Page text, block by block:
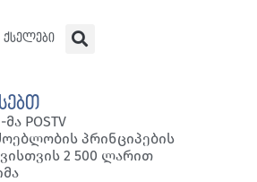
ქსელები
POSTV
პრინციპების
2 500 ლარით